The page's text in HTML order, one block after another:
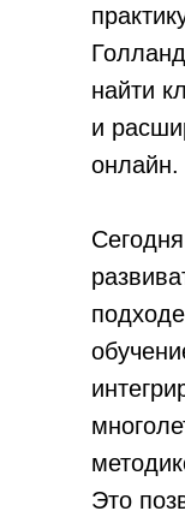
найти
и
онлайн.
Это